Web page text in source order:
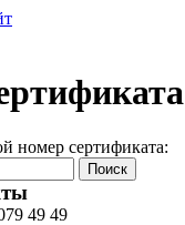
номер сертификата:
Поиск
49 49